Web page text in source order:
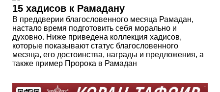
15 хадисов к Рамадану
В преддверии благословенного месяца Рамадан,
настало время подготовить себя морально и
духовно. Ниже приведена коллекция хадисов,
которые показывают статус благословенного
месяца, его достоинства, награды и предложения, а
также пример Пророка в Рамадан